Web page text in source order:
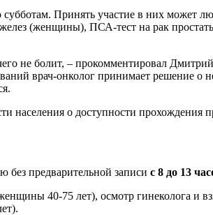
Принять участие в них
(женщины), ПСА-тест на рак
не болит, – прокомментировал
врач-онколог принимает решение о
о доступности прохождения
предварительной записи с 8 до 13
40-75 лет), осмотр гинеколога